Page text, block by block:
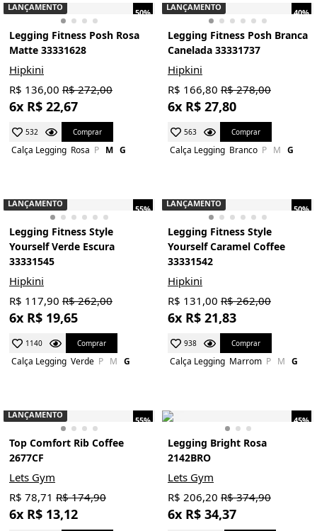
50%
LANÇAMENTO
Legging Fitness Posh Rosa
Matte 33331628
Hipkini
R$ 136,00 R$ 272,00
6x R$ 22,67
532 Comprar
Calça Legging Rosa P M G
40%
LANÇAMENTO
Legging Fitness Posh Branca
Canelada 33331737
Hipkini
R$ 166,80 R$ 278,00
6x R$ 27,80
563 Comprar
Calça Legging Branco P M G
55%
LANÇAMENTO
Legging Fitness Style
Yourself Verde Escura
33331545
Hipkini
R$ 117,90 R$ 262,00
6x R$ 19,65
1140 Comprar
Calça Legging Verde P M G
50%
LANÇAMENTO
Legging Fitness Style
Yourself Caramel Coffee
33331542
Hipkini
R$ 131,00 R$ 262,00
6x R$ 21,83
938 Comprar
Calça Legging Marrom P M G
55%
LANÇAMENTO
Top Comfort Rib Coffee
2677CF
Lets Gym
R$ 78,71 R$ 174,90
6x R$ 13,12
45%
Legging Bright Rosa
2142BRO
Lets Gym
R$ 206,20 R$ 374,90
6x R$ 34,37